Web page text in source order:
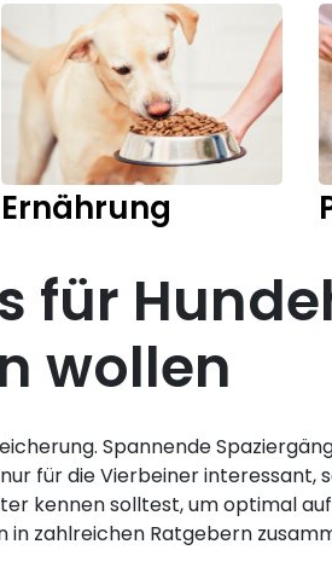
Ernährung
für
wollen
Spannende
für die Vierbeiner
kennen solltest, um optimal
in zahlreichen Ratgebern